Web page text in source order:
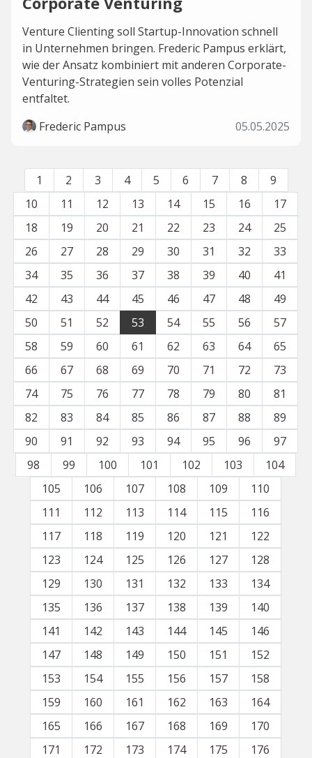
Venture Clienting soll Startup-Innovation schnell
in Unternehmen bringen. Frederic Pampus erklärt,
wie der Ansatz kombiniert mit anderen Corporate-
Venturing-Strategien sein volles Potenzial
entfaltet.
Frederic Pampus
05.05.2025
1 2 3 4 5 6 7 8
9
10
11 12 13 14 15 16
17
18
19 20 21 22 23 24
25
26
27 28 29 30 31 32
33
34
35 36 37 38 39 40
41
42
43 44 45 46 47 48
49
50
51 52 53 54 55 56
57
58
59 60 61 62 63 64
65
66
67 68 69 70 71 72
73
74
75 76 77 78 79 80
81
82
83 84 85 86 87 88
89
90
91 92 93 94 95 96
97
98
99 100 101 102 103
104
105
106 107 108 109
110
111
112 113 114 115
116
117
118 119 120 121
122
123
124 125 126 127
128
129
130 131 132 133
134
135
136 137 138 139
140
141
142 143 144 145
146
147
148 149 150 151
152
153
154 155 156 157
158
159
160 161 162 163
164
165
166 167 168 169
170
171
172 173 174 175
176